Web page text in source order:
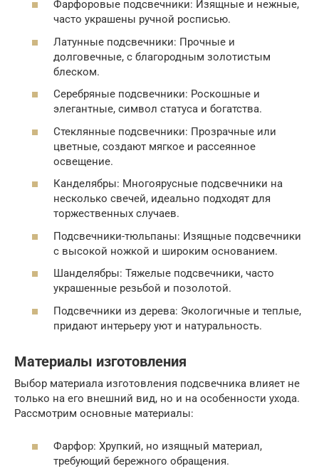
Фарфоровые подсвечники: Изящные и нежные,
часто украшены ручной росписью.
Латунные подсвечники: Прочные и
долговечные, с благородным золотистым
блеском.
Серебряные подсвечники: Роскошные и
элегантные, символ статуса и богатства.
Стеклянные подсвечники: Прозрачные или
цветные, создают мягкое и рассеянное
освещение.
Канделябры: Многоярусные подсвечники на
несколько свечей, идеально подходят для
торжественных случаев.
Подсвечники-тюльпаны: Изящные подсвечники
с высокой ножкой и широким основанием.
Шанделябры: Тяжелые подсвечники, часто
украшенные резьбой и позолотой.
Подсвечники из дерева: Экологичные и теплые,
придают интерьеру уют и натуральность.
Материалы изготовления
Выбор материала изготовления подсвечника влияет не
только на его внешний вид, но и на особенности ухода.
Рассмотрим основные материалы:
Фарфор: Хрупкий, но изящный материал,
требующий бережного обращения.